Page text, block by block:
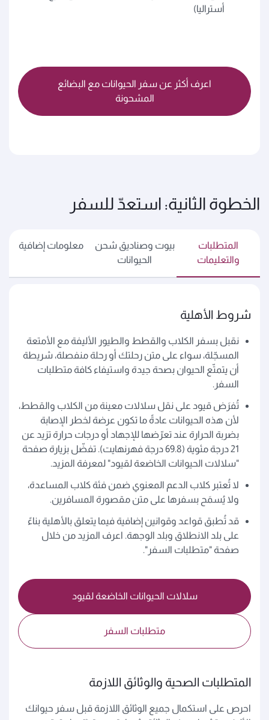
أستراليا)
اعرف أكثر عن سفر الحيوانات مع البضائع
المشحونة
الخطوة الثانية: استعدّ للسفر
المتطلبات
والتعليمات
بيوت وصناديق شحن
الحيوانات
معلومات إضافية
شروط الأهلية
نقبل بسفر الكلاب والقطط والطيور الأليفة مع الأمتعة
المسجّلة، سواء على متن رحلتك أو رحلة منفصلة، شريطة
أن يتمتّع الحيوان بصحة جيدة واستيفاء كافة متطلبات
السفر.
تُفرَض قيود على نقل سلالات معينة من الكلاب والقطط،
لأن هذه الحيوانات عادةً ما تكون عرضة لخطر الإصابة
بضربة الحرارة عند تعرّضها للإجهاد أو درجات حرارة تزيد عن
21 درجة مئوية (69.8 درجة فهرنهايت). تفضّل بزيارة صفحة
"سلالات الحيوانات الخاضعة لقيود" لمعرفة المزيد.
لا تُعتبر كلاب الدعم المعنوي ضمن فئة كلاب المساعدة،
ولا يُسمَح بسفرها على متن مقصورة المسافرين.
قد تُطبق قواعد وقوانين إضافية فيما يتعلق بالأهلية بناءً
على بلد الانطلاق وبلد الوجهة. اعرف المزيد من خلال
صفحة "متطلبات السفر".
سلالات الحيوانات الخاضعة لقيود
متطلبات السفر
المتطلبات الصحية والوثائق اللازمة
احرص على استكمال جميع الوثائق اللازمة قبل سفر حيوانك